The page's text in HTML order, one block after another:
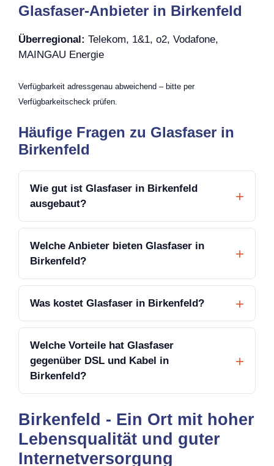
Glasfaser-Anbieter in Birkenfeld
Überregional: Telekom, 1&1, o2, Vodafone,
MAINGAU Energie
Verfügbarkeit adressgenau abweichend – bitte per
Verfügbarkeitscheck prüfen.
Häufige Fragen zu Glasfaser in
Birkenfeld
Wie gut ist Glasfaser in Birkenfeld
ausgebaut?
Welche Anbieter bieten Glasfaser in
Birkenfeld?
Was kostet Glasfaser in Birkenfeld?
Welche Vorteile hat Glasfaser
gegenüber DSL und Kabel in
Birkenfeld?
Birkenfeld - Ein Ort mit hoher
Lebensqualität und guter
Internetversorgung